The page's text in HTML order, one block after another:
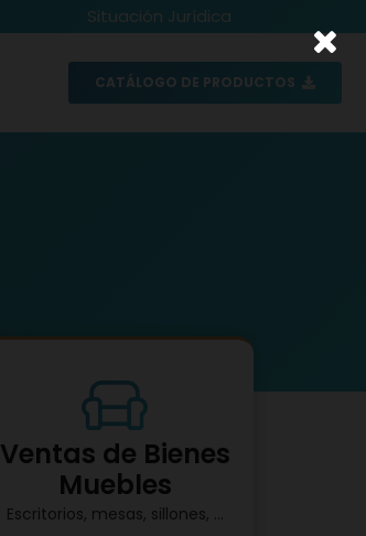
Situación Jurídica
CATÁLOGO DE PRODUCTOS
Ventas de Bienes
Muebles
Escritorios, mesas, sillones, …